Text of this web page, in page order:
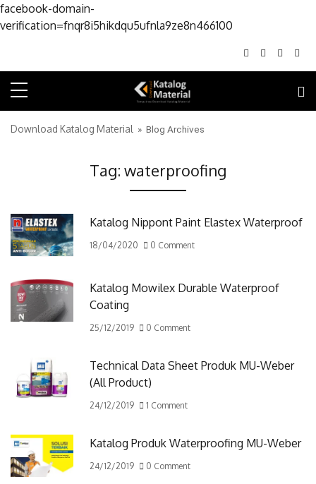
facebook-domain-
verification=fnqr8i5hikdqu5ufnla9ze8n466100
Download Katalog Material » Blog Archives
Tag: waterproofing
Katalog Nippont Paint Elastex Waterproof
18/04/2020 0 Comment
Katalog Mowilex Durable Waterproof
Coating
25/12/2019 0 Comment
Technical Data Sheet Produk MU-Weber
(All Product)
24/12/2019 1 Comment
Katalog Produk Waterproofing MU-Weber
24/12/2019 0 Comment